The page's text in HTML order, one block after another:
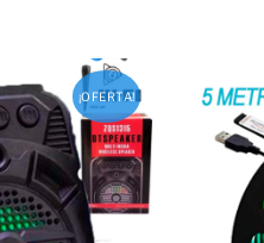
¡OFERTA!